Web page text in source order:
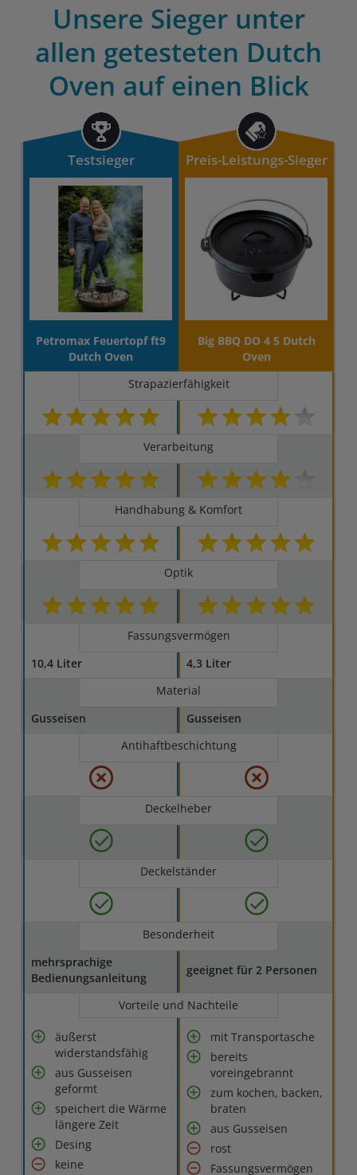
Unsere Sieger unter
allen getesteten Dutch
Oven auf einen Blick
Testsieger Preis-Leistungs-Sieger
Petromax Feuertopf ft9
Dutch Oven
Big BBQ DO 4 5 Dutch
Oven
Strapazierfähigkeit
Verarbeitung
Handhabung & Komfort
Optik
Fassungsvermögen
10,4 Liter
4,3 Liter
Material
Gusseisen
Gusseisen
Antihaftbeschichtung
Deckelheber
Deckelständer
Besonderheit
mehrsprachige
Bedienungsanleitung
geeignet für 2 Personen
Vorteile und Nachteile
äußerst
widerstandsfähig
aus Gusseisen
geformt
speichert die Wärme
längere Zeit
Desing
keine
mit Transportasche
bereits
voreingebrannt
zum kochen, backen,
braten
aus Gusseisen
rost
Fassungsvermögen